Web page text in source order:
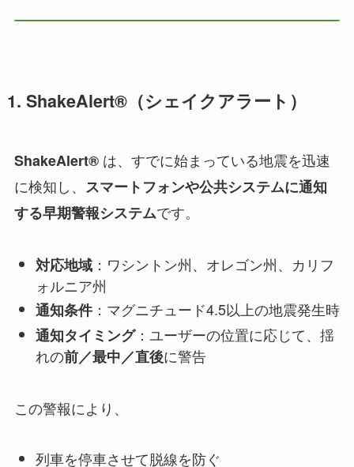
1. ShakeAlert®（シェイクアラート）
ShakeAlert®は、すでに始まっている地震を迅速
に検知し、 スマートフォンや公共システムに通知
する早期警報システムです。
対応地域：ワシントン州、オレゴン州、カリフ
ォルニア州
通知条件：マグニチュード4.5以上の地震発生時
通知タイミング：ユーザーの位置に応じて、揺
れの前／最中／直後に警告
この警報により、
列車を停車させて脱線を防ぐ